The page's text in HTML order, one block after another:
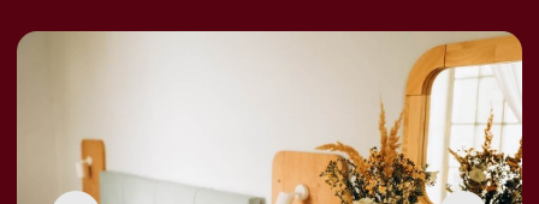
УВИДИМСЯ
ЧЕРЕЗ...